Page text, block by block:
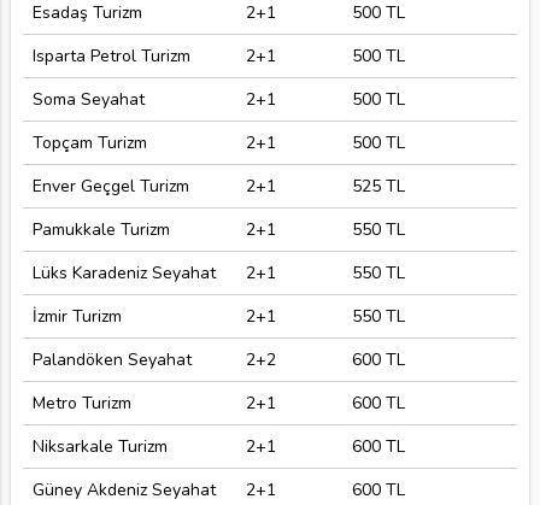
Esadaş Turizm
2+1
500 TL
Isparta Petrol Turizm
2+1
500 TL
Soma Seyahat
2+1
500 TL
Topçam Turizm
2+1
500 TL
Enver Geçgel Turizm
2+1
525 TL
Pamukkale Turizm
2+1
550 TL
Lüks Karadeniz Seyahat
2+1
550 TL
İzmir Turizm
2+1
550 TL
Palandöken Seyahat
2+2
600 TL
Metro Turizm
2+1
600 TL
Niksarkale Turizm
2+1
600 TL
Güney Akdeniz Seyahat
2+1
600 TL